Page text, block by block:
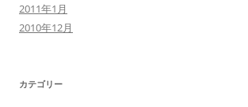
2011年1月
2010年12月
カテゴリー